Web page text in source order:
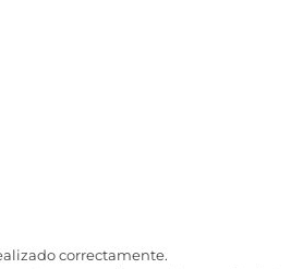
correctamente.